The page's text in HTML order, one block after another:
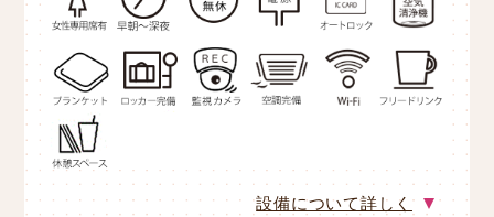
設備について詳しく